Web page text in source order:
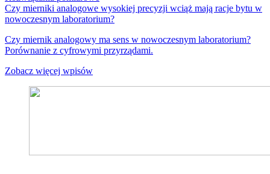
Czy mierniki analogowe wysokiej precyzji wciąż mają racje bytu w
nowoczesnym laboratorium?
Czy miernik analogowy ma sens w nowoczesnym laboratorium?
Porównanie z cyfrowymi przyrządami.
Zobacz więcej wpisów